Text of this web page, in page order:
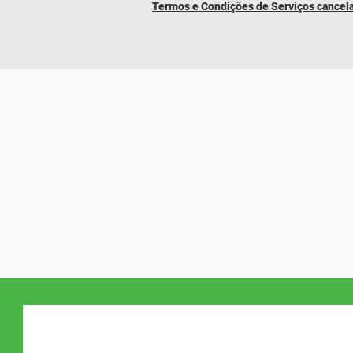
​Termos e Condições de Serviços